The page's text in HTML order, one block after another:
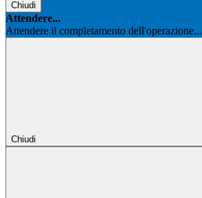
Chiudi
Attendere...
Attendere il completamento dell'operazione...
Chiudi